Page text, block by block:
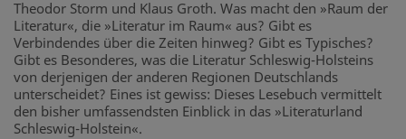
Theodor Storm und Klaus Groth. Was macht den »Raum der
Literatur«, die »Literatur im Raum« aus? Gibt es
Verbindendes über die Zeiten hinweg? Gibt es Typisches?
Gibt es Besonderes, was die Literatur Schleswig-Holsteins
von derjenigen der anderen Regionen Deutschlands
unterscheidet? Eines ist gewiss: Dieses Lesebuch vermittelt
den bisher umfassendsten Einblick in das »Literaturland
Schleswig-Holstein«.